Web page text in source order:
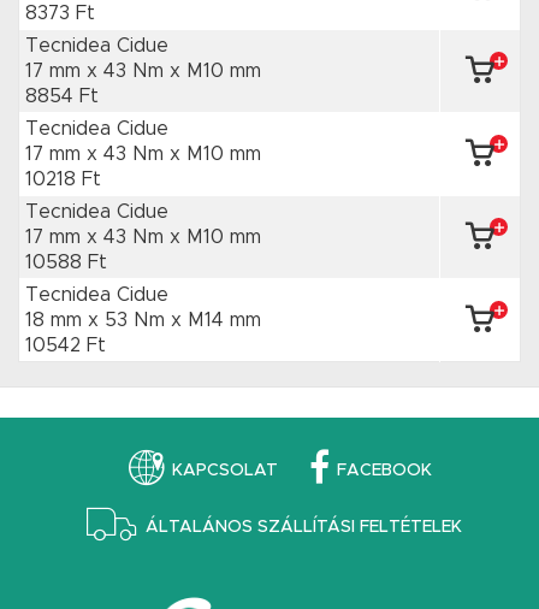
8373 Ft
Tecnidea Cidue
17 mm x 43 Nm x M10 mm
8854 Ft
Tecnidea Cidue
17 mm x 43 Nm x M10 mm
10218 Ft
Tecnidea Cidue
17 mm x 43 Nm x M10 mm
10588 Ft
Tecnidea Cidue
18 mm x 53 Nm x M14 mm
10542 Ft
KAPCSOLAT FACEBOOK
ÁLTALÁNOS SZÁLLÍTÁSI FELTÉTELEK